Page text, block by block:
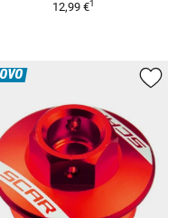
12,99 €1